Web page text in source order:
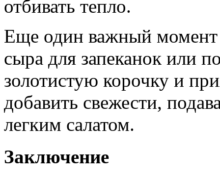
отбивать тепло.
Еще один важный
сыра для запеканок или
золотистую корочку и
добавить свежести,
легким салатом.
Заключение